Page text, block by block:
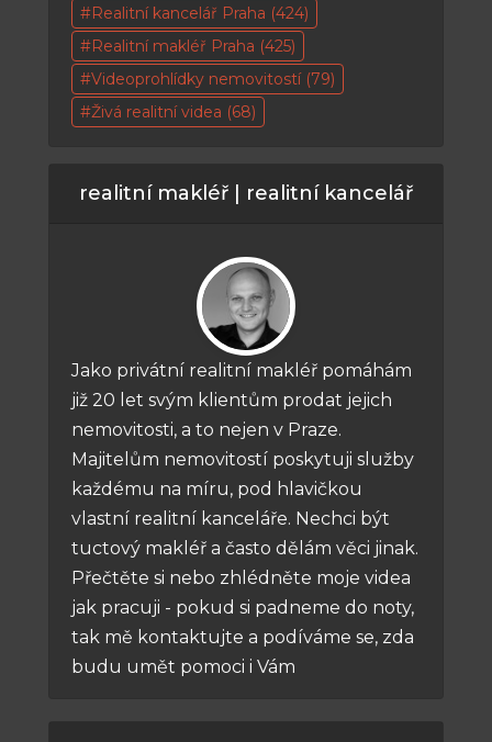
Realitní kancelář Praha (424)
Realitní makléř Praha (425)
Videoprohlídky nemovitostí(79)
Živá realitní videa (68)
realitní makléř | realitní kancelář
Jako privátní realitní makléř pomáhám
již 20 let svým klientům prodat jejich
nemovitosti, a to nejen v Praze.
Majitelům nemovitostí poskytuji služby
každému na míru, pod hlavičkou
vlastní realitní kanceláře. Nechci být
tuctový makléř a často dělám věci jinak.
Přečtěte si nebo zhlédněte moje videa
jak pracuji - pokud si padneme do noty,
tak mě kontaktujte a podíváme se, zda
budu umět pomoci i Vám